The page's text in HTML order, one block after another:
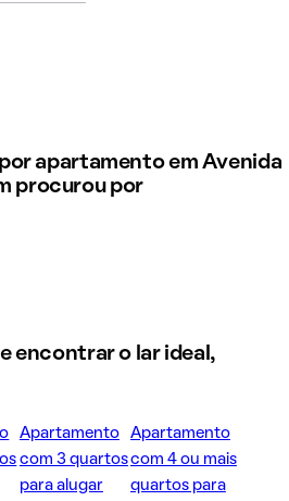
apartamento em Avenida
procurou por
encontrar o lar ideal,
Apartamento
com 3 quartos
para alugar
Apartamento
com 4 ou mais
quartos para